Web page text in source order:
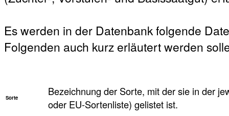
Es werden in der Datenbank folgende
Folgenden auch kurz erläutert werden
Sorte
Bezeichnung der Sorte, mit der sie in der
oder EU-Sortenliste) gelistet ist.